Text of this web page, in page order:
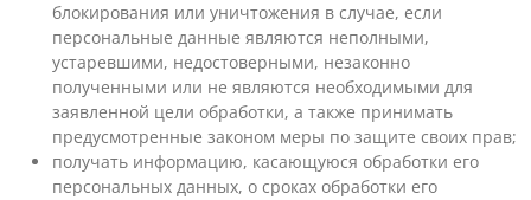
блокирования или уничтожения в случае, если
персональные данные являются неполными,
устаревшими, недостоверными, незаконно
полученными или не являются необходимыми для
заявленной цели обработки, а также принимать
предусмотренные законом меры по защите своих прав;
получать информацию, касающуюся обработки его
персональных данных, о сроках обработки его